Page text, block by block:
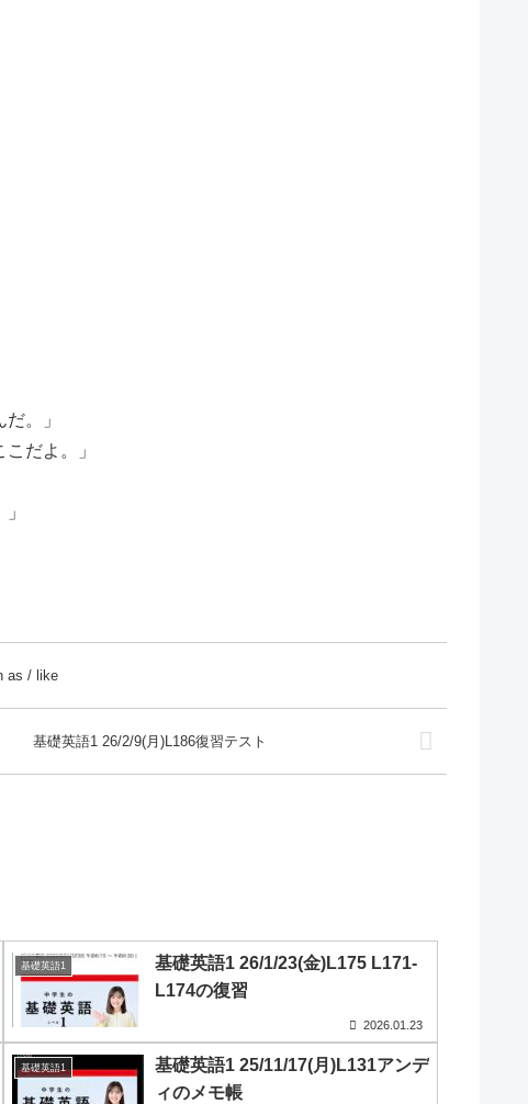
。」
だよ。」
as / like
基礎英語1 26/2/9(月)L186復習テスト
基礎英語1
基礎英語1 26/1/23(金)L175 L171-
L174の復習
2026.01.23
基礎英語1
基礎英語1 25/11/17(月)L131アンデ
ィのメモ帳